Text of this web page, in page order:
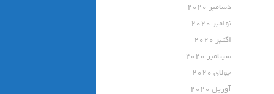
دسامبر 2020
نوامبر 2020
اکتبر 2020
سپتامبر 2020
جولای 2020
آوریل 2020